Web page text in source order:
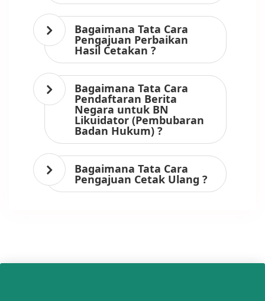
Bagaimana Tata Cara
Pengajuan Perbaikan
Hasil Cetakan ?
Bagaimana Tata Cara
Pendaftaran Berita
Negara untuk BN
Likuidator (Pembubaran
Badan Hukum) ?
Bagaimana Tata Cara
Pengajuan Cetak Ulang ?